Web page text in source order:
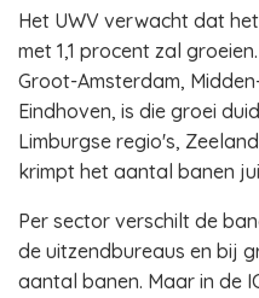
Het UWV verwacht dat
met 1,1 procent zal
Groot-Amsterdam,
Eindhoven, is die groei
Limburgse regio's,
krimpt het aantal banen
Per sector verschilt de
de uitzendbureaus en bij
aantal banen. Maar in de